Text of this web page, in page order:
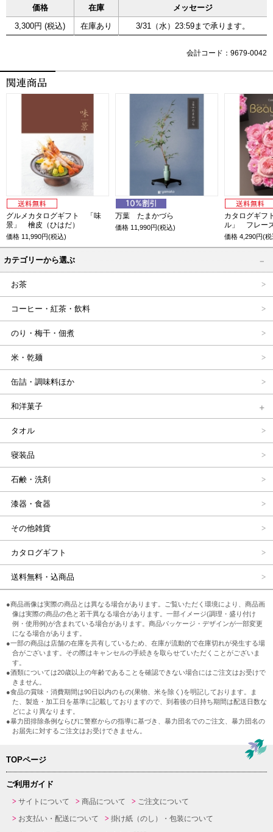
価格 在庫
メッセージ
3,300円 (税込)
在庫あり 3/31（水）23:59まで承ります。
会計コード：9679-0042
グルメカタログギフト 「味
景」 檜皮（ひはだ）
価格 11,990円(税込)
万葉 たまかづら
価格 11,990円(税込)
カタログギ
ル」 フレー
価格4,290円(
カテゴリーから選ぶ
お茶
コーヒー・紅茶・飲料
のり・梅干・佃煮
米・乾麺
缶詰・調味料ほか
和洋菓子
タオル
寝装品
石鹸・洗剤
漆器・食器
その他雑貨
カタログギフト
送料無料・込商品
●商品画像は実際の商品とは異なる場合があります。ご覧いただく環境により、商品画
像は実際の商品の色と若干異なる場合があります。一部イメージ(調理・盛り付け
例・使用例)が含まれている場合があります。商品パッケージ・デザインが一部変更
になる場合があります。
●一部の商品は店舗の在庫を共有しているため、在庫が流動的で在庫切れが発生する場
合がございます。その際はキャンセルの手続きを取らせていただくことがございま
す。
●酒類については20歳以上の年齢であることを確認できない場合にはご注文はお受けで
きません。
●食品の賞味・消費期間は90日以内のもの(果物、米を除く)を明記しております。ま
た、製造・加工日を基準に記載しておりますので、到着後の日持ち期間は配送日数な
どにより異なります。
●暴力団排除条例ならびに警察からの指導に基づき、暴力団名でのご注文、暴力団名の
お届先に対するご注文はお受けできません。
TOPページ
ご利用ガイド
サイトについて 商品について
ご注文について
お支払い・配送について
掛け紙（のし）・包装について